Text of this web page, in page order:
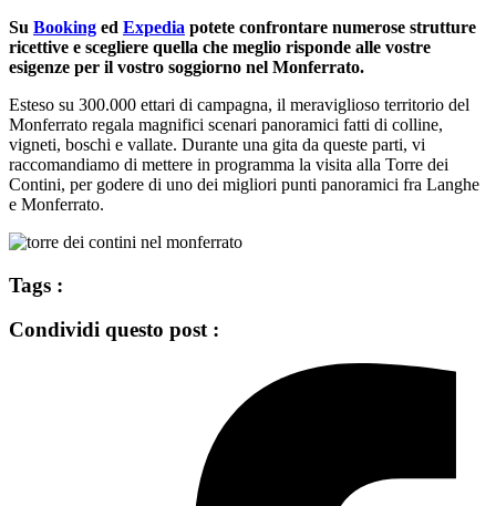
Su Booking ed Expedia potete confrontare numerose strutture
ricettive e scegliere quella che meglio risponde alle vostre
esigenze per il vostro soggiorno nel Monferrato.
Esteso su 300.000 ettari di campagna, il meraviglioso territorio del
Monferrato regala magnifici scenari panoramici fatti di colline,
vigneti, boschi e vallate. Durante una gita da queste parti, vi
raccomandiamo di mettere in programma la visita alla Torre dei
Contini, per godere di uno dei migliori punti panoramici fra Langhe
e Monferrato.
Tags :
Condividi questo post :